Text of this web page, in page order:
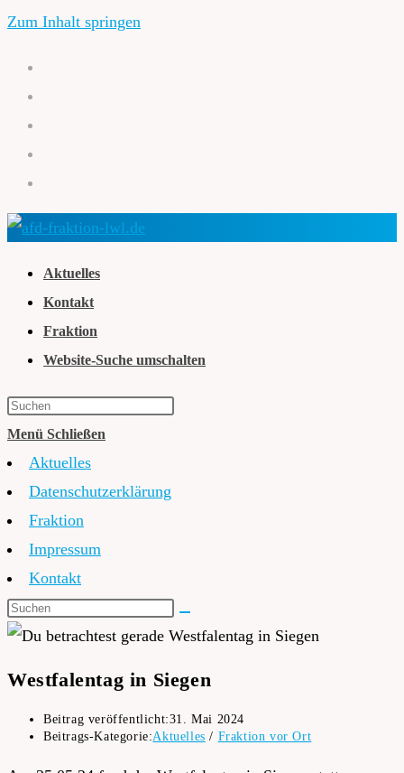
Zum Inhalt springen
Aktuelles
Kontakt
Fraktion
Website-Suche umschalten
Menü Schließen
Aktuelles
Datenschutzerklärung
Fraktion
Impressum
Kontakt
Westfalentag in Siegen
Beitrag veröffentlicht:31. Mai 2024
Beitrags-Kategorie:Aktuelles / Fraktion vor Ort